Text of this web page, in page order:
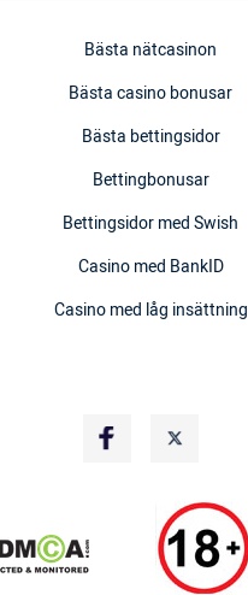
Bästa nätcasinon
Bästa casino bonusar
Bästa bettingsidor
Bettingbonusar
Bettingsidor med Swish
Casino med BankID
Casino med låg insättning